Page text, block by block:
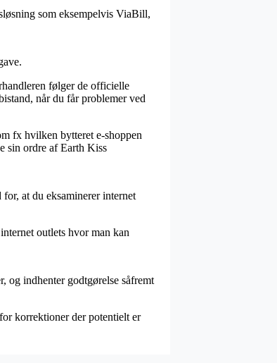
som eksempelvis ViaBill,
følger de officielle
når du får problemer ved
fx hvilken bytteret e-shoppen
sin ordre af Earth Kiss
at du eksaminerer internet
outlets hvor man kan
og indhenter godtgørelse såfremt
korrektioner der potentielt er